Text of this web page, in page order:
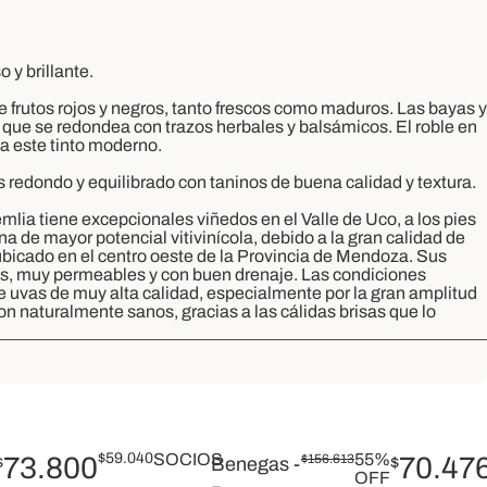
y brillante.
rojos y negros, tanto frescos como maduros. Las bayas y
se redondea con trazos herbales y balsámicos. El roble en
este tinto moderno.
y equilibrado con taninos de buena calidad y textura.
tiene excepcionales viñedos en el Valle de Uco, a los pies
de mayor potencial vitivinícola, debido a la gran calidad de
en el centro oeste de la Provincia de Mendoza. Sus
muy permeables y con buen drenaje. Las condiciones
de muy alta calidad, especialmente por la gran amplitud
naturalmente sanos, gracias a las cálidas brisas que lo
73.800$59.040SOCIOSBenegas -$156.61355%
OFF
$